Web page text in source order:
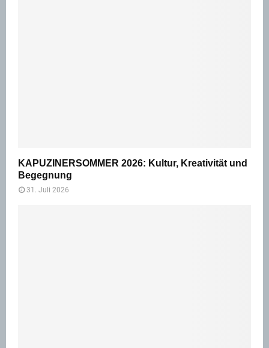
KAPUZINERSOMMER 2026: Kultur, Kreativität und
Begegnung
31. Juli 2026